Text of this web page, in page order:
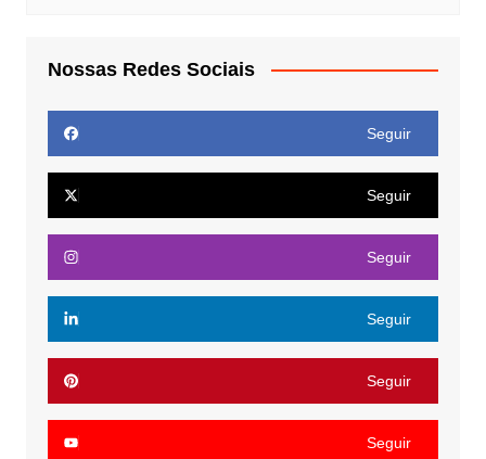
Nossas Redes Sociais
Seguir
Seguir
Seguir
Seguir
Seguir
Seguir